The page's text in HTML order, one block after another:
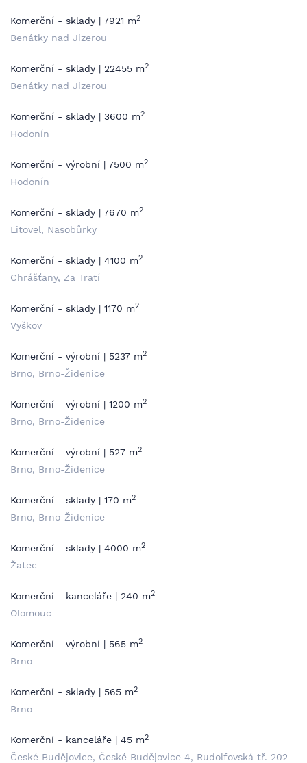
Komerční - sklady | 7921 m2
Benátky nad Jizerou
Komerční - sklady | 22455 m2
Benátky nad Jizerou
Komerční - sklady | 3600 m2
Hodonín
Komerční - výrobní | 7500 m2
Hodonín
Komerční - sklady | 7670 m2
Litovel, Nasobůrky
Komerční - sklady | 4100 m2
Chrášťany, Za Tratí
Komerční - sklady | 1170 m2
Vyškov
Komerční - výrobní | 5237 m2
Brno, Brno-Židenice
Komerční - výrobní | 1200 m2
Brno, Brno-Židenice
Komerční - výrobní | 527 m2
Brno, Brno-Židenice
Komerční - sklady | 170 m2
Brno, Brno-Židenice
Komerční - sklady | 4000 m2
Žatec
Komerční - kanceláře | 240 m2
Olomouc
Komerční - výrobní | 565 m2
Brno
Komerční - sklady | 565 m2
Brno
Komerční - kanceláře | 45 m2
České Budějovice, České Budějovice 4, Rudolfovská tř. 202